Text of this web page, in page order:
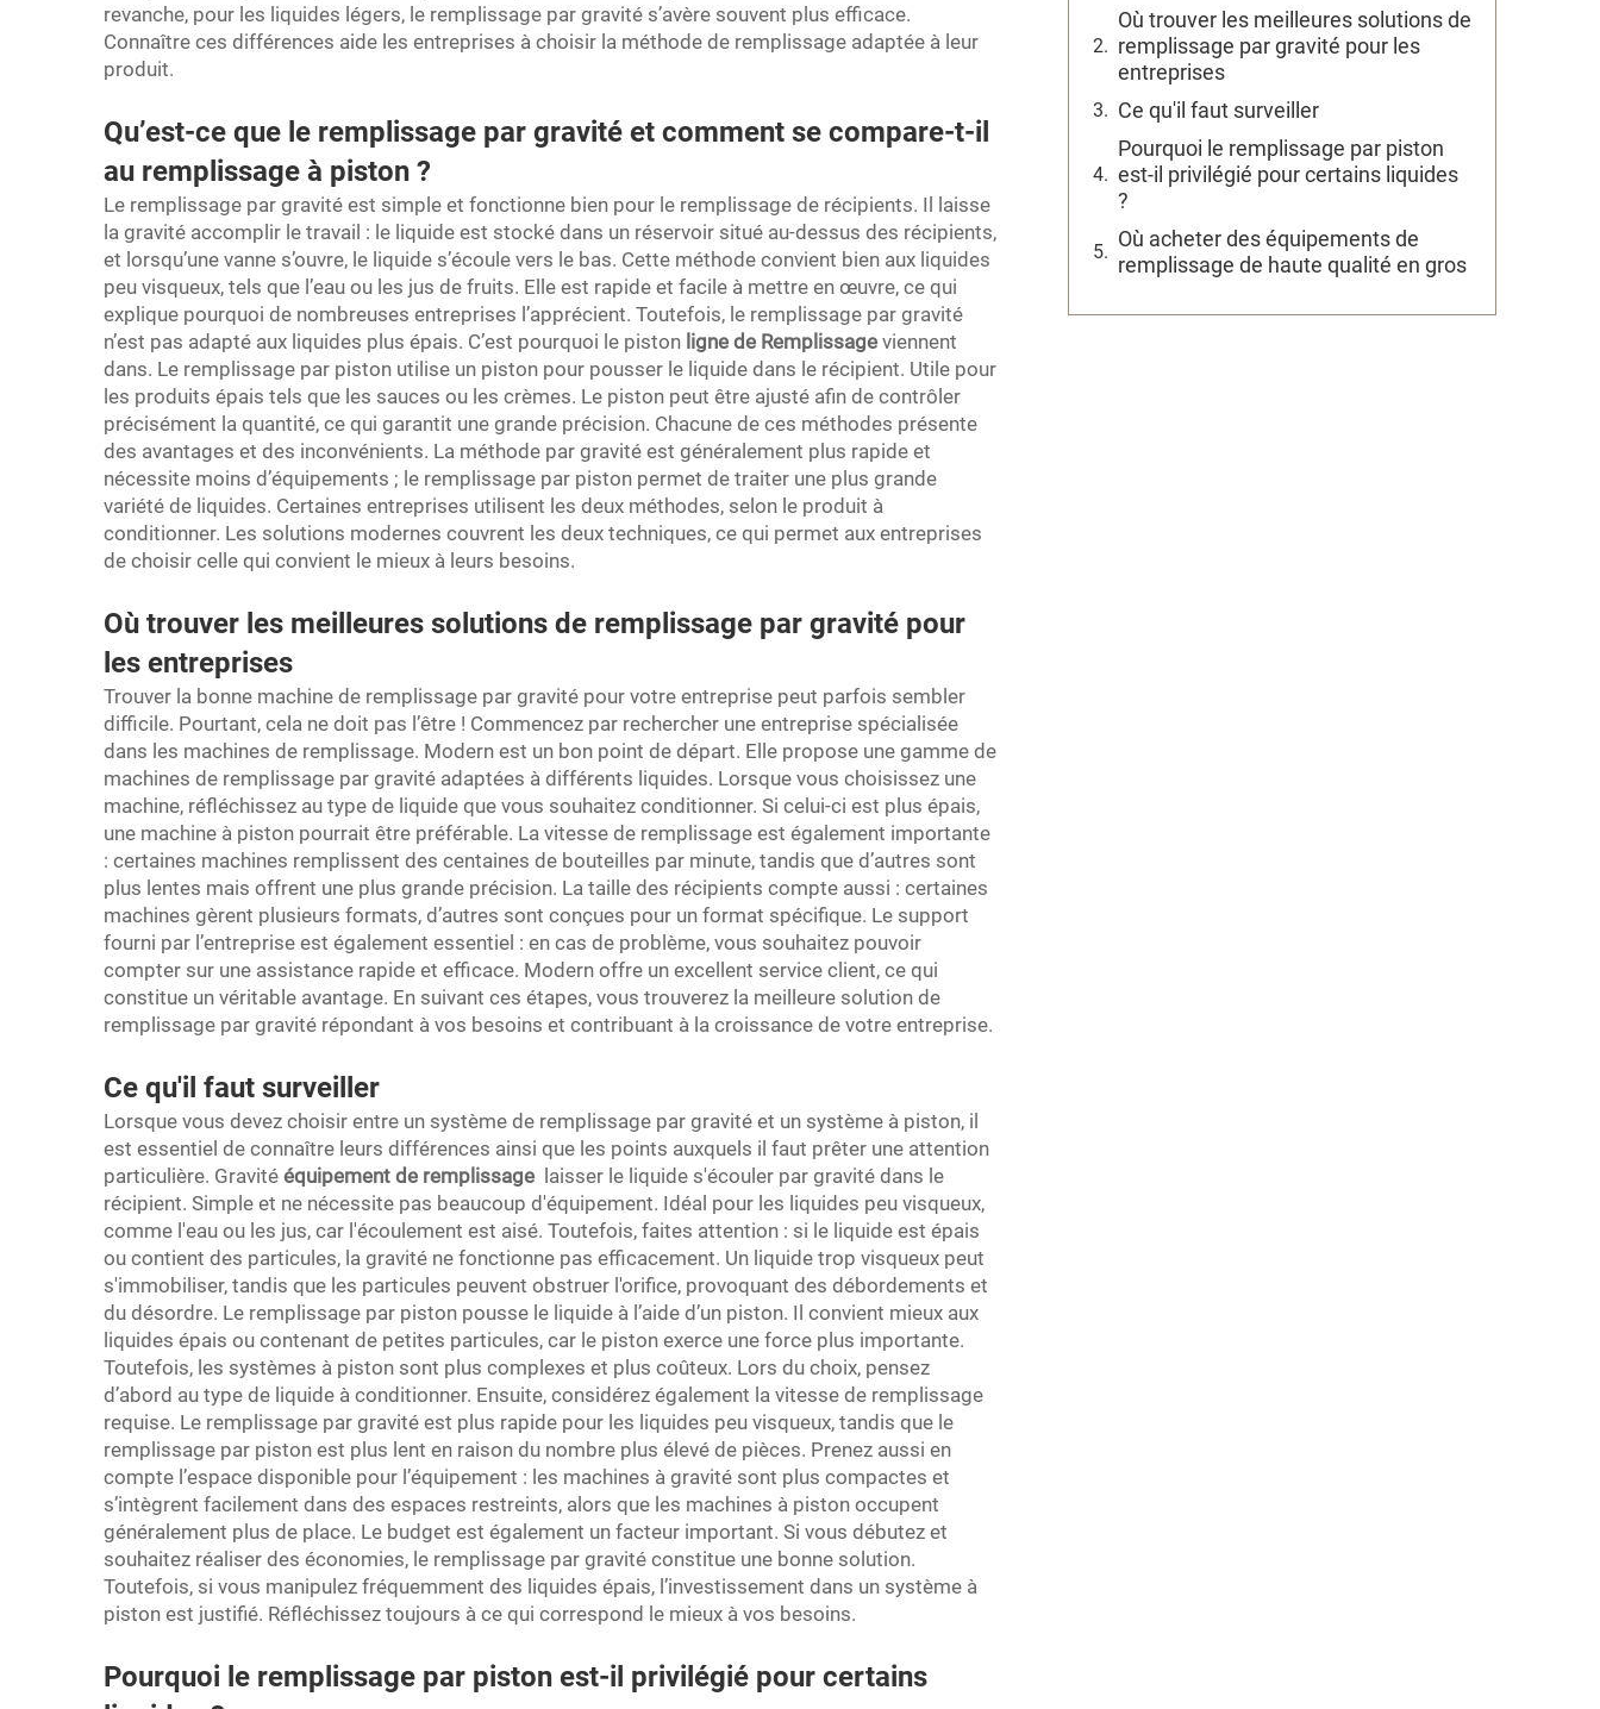
revanche, pour les liquides légers, le remplissage par gravité s’avère souvent plus efficace.
Connaître ces différences aide les entreprises à choisir la méthode de remplissage adaptée à leur
produit.
Qu’est-ce que le remplissage par gravité et comment se compare-t-il
au remplissage à piston ?
Le remplissage par gravité est simple et fonctionne bien pour le remplissage de récipients. Il laisse
la gravité accomplir le travail : le liquide est stocké dans un réservoir situé au-dessus des récipients,
et lorsqu’une vanne s’ouvre, le liquide s’écoule vers le bas. Cette méthode convient bien aux liquides
peu visqueux, tels que l’eau ou les jus de fruits. Elle est rapide et facile à mettre en œuvre, ce qui
explique pourquoi de nombreuses entreprises l’apprécient. Toutefois, le remplissage par gravité
n’est pas adapté aux liquides plus épais. C’est pourquoi le piston ligne de Remplissage viennent
dans. Le remplissage par piston utilise un piston pour pousser le liquide dans le récipient. Utile pour
les produits épais tels que les sauces ou les crèmes. Le piston peut être ajusté afin de contrôler
précisément la quantité, ce qui garantit une grande précision. Chacune de ces méthodes présente
des avantages et des inconvénients. La méthode par gravité est généralement plus rapide et
nécessite moins d’équipements ; le remplissage par piston permet de traiter une plus grande
variété de liquides. Certaines entreprises utilisent les deux méthodes, selon le produit à
conditionner. Les solutions modernes couvrent les deux techniques, ce qui permet aux entreprises
de choisir celle qui convient le mieux à leurs besoins.
Où trouver les meilleures solutions de remplissage par gravité pour
les entreprises
Trouver la bonne machine de remplissage par gravité pour votre entreprise peut parfois sembler
difficile. Pourtant, cela ne doit pas l’être ! Commencez par rechercher une entreprise spécialisée
dans les machines de remplissage. Modern est un bon point de départ. Elle propose une gamme de
machines de remplissage par gravité adaptées à différents liquides. Lorsque vous choisissez une
machine, réfléchissez au type de liquide que vous souhaitez conditionner. Si celui-ci est plus épais,
une machine à piston pourrait être préférable. La vitesse de remplissage est également importante
: certaines machines remplissent des centaines de bouteilles par minute, tandis que d’autres sont
plus lentes mais offrent une plus grande précision. La taille des récipients compte aussi : certaines
machines gèrent plusieurs formats, d’autres sont conçues pour un format spécifique. Le support
fourni par l’entreprise est également essentiel : en cas de problème, vous souhaitez pouvoir
compter sur une assistance rapide et efficace. Modern offre un excellent service client, ce qui
constitue un véritable avantage. En suivant ces étapes, vous trouverez la meilleure solution de
remplissage par gravité répondant à vos besoins et contribuant à la croissance de votre entreprise.
Ce qu'il faut surveiller
Lorsque vous devez choisir entre un système de remplissage par gravité et un système à piston, il
est essentiel de connaître leurs différences ainsi que les points auxquels il faut prêter une attention
particulière. Gravité équipement de remplissage laisser le liquide s'écouler par gravité dans le
récipient. Simple et ne nécessite pas beaucoup d'équipement. Idéal pour les liquides peu visqueux,
comme l'eau ou les jus, car l'écoulement est aisé. Toutefois, faites attention : si le liquide est épais
ou contient des particules, la gravité ne fonctionne pas efficacement. Un liquide trop visqueux peut
s'immobiliser, tandis que les particules peuvent obstruer l'orifice, provoquant des débordements et
du désordre. Le remplissage par piston pousse le liquide à l’aide d’un piston. Il convient mieux aux
liquides épais ou contenant de petites particules, car le piston exerce une force plus importante.
Toutefois, les systèmes à piston sont plus complexes et plus coûteux. Lors du choix, pensez
d’abord au type de liquide à conditionner. Ensuite, considérez également la vitesse de remplissage
requise. Le remplissage par gravité est plus rapide pour les liquides peu visqueux, tandis que le
remplissage par piston est plus lent en raison du nombre plus élevé de pièces. Prenez aussi en
compte l’espace disponible pour l’équipement : les machines à gravité sont plus compactes et
s’intègrent facilement dans des espaces restreints, alors que les machines à piston occupent
généralement plus de place. Le budget est également un facteur important. Si vous débutez et
souhaitez réaliser des économies, le remplissage par gravité constitue une bonne solution.
Toutefois, si vous manipulez fréquemment des liquides épais, l’investissement dans un système à
piston est justifié. Réfléchissez toujours à ce qui correspond le mieux à vos besoins.
Pourquoi le remplissage par piston est-il privilégié pour certains
Où trouver les meilleures solutions de
remplissage par gravité pour les
entreprises
Ce qu'il faut surveiller
Pourquoi le remplissage par piston
est-il privilégié pour certains liquides
?
Où acheter des équipements de
remplissage de haute qualité en gros